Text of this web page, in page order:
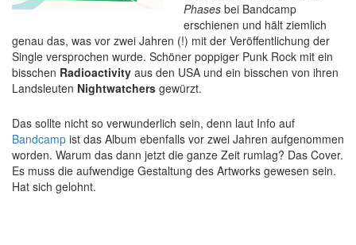
Phasesbei Bandcamp
erschienen und hält ziemlich
genau das, was vor zwei Jahren (!) mit der Veröffentlichung der
Single versprochen wurde. Schöner poppiger Punk Rock mit ein
bisschen Radioactivity aus den USA und ein bisschen von ihren
Landsleuten Nightwatchers gewürzt.
Das sollte nicht so verwunderlich sein, denn laut Info auf
Bandcamp ist das Album ebenfalls vor zwei Jahren aufgenommen
worden. Warum das dann jetzt die ganze Zeit rumlag? Das Cover.
Es muss die aufwendige Gestaltung des Artworks gewesen sein.
Hat sich gelohnt.